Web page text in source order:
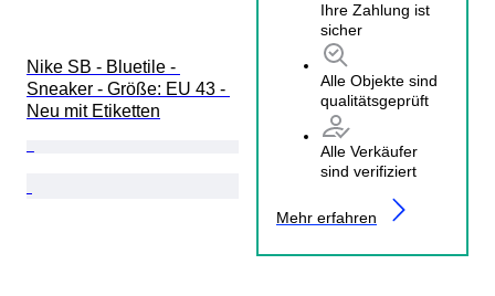
Ihre Zahlung ist
sicher
Alle Objekte sind
qualitätsgeprüft
Alle Verkäufer
sind verifiziert
Mehr erfahren
Nike SB - Bluetile -
Sneaker - Größe: EU 43 -
Neu mit Etiketten